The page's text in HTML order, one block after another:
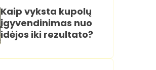
Kaip vyksta kupolų
įgyvendinimas nuo
idėjos iki rezultato?